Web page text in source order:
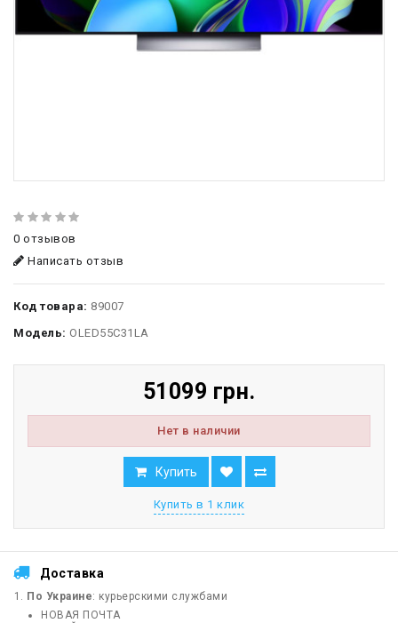
0 отзывов
Написать отзыв
Код товара: 89007
Модель: OLED55C31LA
51099 грн.
Нет в наличии
Купить
Купить в 1 клик
Доставка
По Украине: курьерскими службами
НОВАЯ ПОЧТА